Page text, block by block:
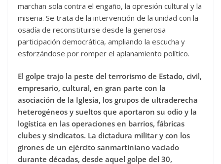
marchan sola contra el engaño, la opresión cultural y la
miseria. Se trata de la intervención de la unidad con la
osadía de reconstituirse desde la generosa
participación democrática, ampliando la escucha y
esforzándose por romper el aplanamiento político.
El golpe trajo la peste del terrorismo de Estado, civil,
empresario, cultural, en gran parte con la
asociación de la Iglesia, los grupos de ultraderecha
heterogéneos y sueltos que aportaron su odio y la
logística en las operaciones en barrios, fábricas
clubes y sindicatos. La dictadura militar y con los
girones de un ejército sanmartiniano vaciado
durante décadas, desde aquel golpe del 30,